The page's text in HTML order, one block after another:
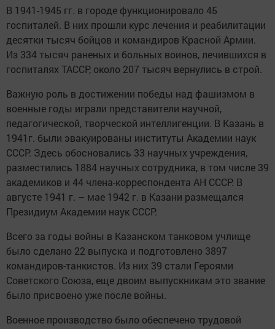
В 1941-1945 гг. в городе функционировало 45
госпиталей. В них прошли курс лечения и реабилитации
десятки тысяч бойцов и командиров Красной Армии.
Из 334 тысяч раненых и больных воинов, лечившихся в
госпиталях ТАССР, около 207 тысяч вернулись в строй.
Важную роль в достижении победы над фашизмом в
военные годы играли представители научной,
педагогической, творческой интеллигенции. В Казань в
1941г. были эвакуированы институты Академии наук
СССР. Здесь обосновались 33 научных учреждения,
разместились 1884 научных сотрудника, в том числе 39
академиков и 44 члена-корреспондента АН СССР. В
августе 1941 г. – мае 1942 г. в Казани размещался
Президиум Академии наук СССР.
Всего за годы войны в Казанском танковом учлище
было сделано 22 выпуска и подготовлено 3897
командиров-танкистов. Из них 39 стали Героями
Советского Союза, еще двоим выпускникам это звание
было присвоено уже после войны.
Военное производство было обеспечено трудовой